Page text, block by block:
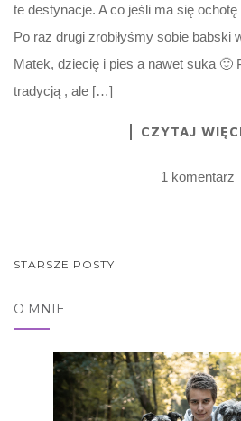
te destynacje. A co jeśli ma się
Po raz drugi zrobiłyśmy sobie babski
Matek, dziecię i pies a nawet suka 🙂
tradycją , ale […]
CZYTAJ
1 komentarz
NAWIGACJA
STARSZE POSTY
O MNIE